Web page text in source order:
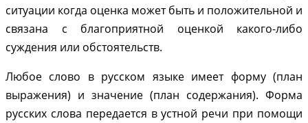
ситуации когда оценка может быть и положительной и
связана с благоприятной оценкой какого-либо
суждения или обстоятельств.
Любое слово в русском языке имеет форму (план
выражения) и значение (план содержания). Форма
русских слова передается в устной речи при помощи